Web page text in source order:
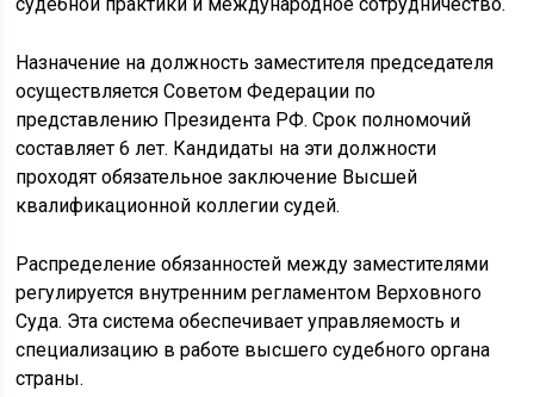
Назначение на должность заместителя председателя
осуществляется Советом Федерации по
представлению Президента РФ. Срок полномочий
составляет 6 лет. Кандидаты на эти должности
проходят обязательное заключение Высшей
квалификационной коллегии судей.
Распределение обязанностей между заместителями
регулируется внутренним регламентом Верховного
Суда. Эта система обеспечивает управляемость и
специализацию в работе высшего судебного органа
страны.